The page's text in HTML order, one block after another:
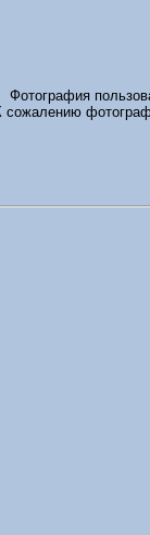
Фотография
сожалению